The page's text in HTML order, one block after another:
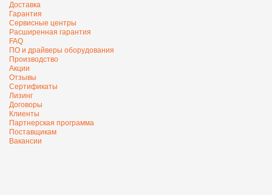
Доставка
Гарантия
Сервисные центры
Расширенная гарантия
FAQ
ПО и драйверы оборудования
Производство
Акции
Отзывы
Сертификаты
Лизинг
Договоры
Клиенты
Партнерская программа
Поставщикам
Вакансии